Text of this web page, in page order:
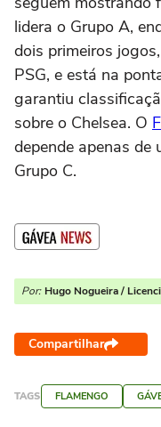
lidera o Grupo A,
dois primeiros
PSG, e está na
garantiu
sobre o Chelsea. O
depende apenas de
Grupo C.
Por: Hugo Nogueira /
Compartilhar
TAGS FLAMENGO